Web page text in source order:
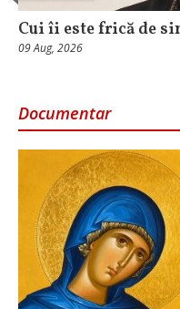
Cui îi este frică de
09 Aug, 2026
Documentar